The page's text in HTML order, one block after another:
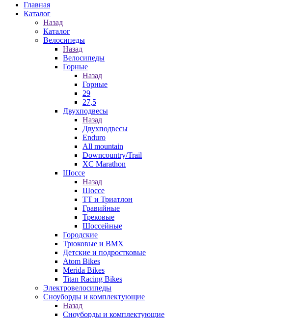
Главная
Каталог
Назад
Каталог
Велосипеды
Назад
Велосипеды
Горные
Назад
Горные
29
27,5
Двухподвесы
Назад
Двухподвесы
Enduro
All mountain
Downcountry/Trail
XC Marathon
Шоссе
Назад
Шоссе
ТТ и Триатлон
Гравийные
Трековые
Шоссейные
Городские
Трюковые и BMX
Детские и подростковые
Atom Bikes
Merida Bikes
Titan Racing Bikes
Электровелосипеды
Cноуборды и комплектующие
Назад
Cноуборды и комплектующие